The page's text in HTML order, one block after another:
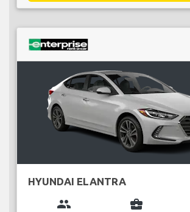
HYUNDAI ELANTRA
group business_center